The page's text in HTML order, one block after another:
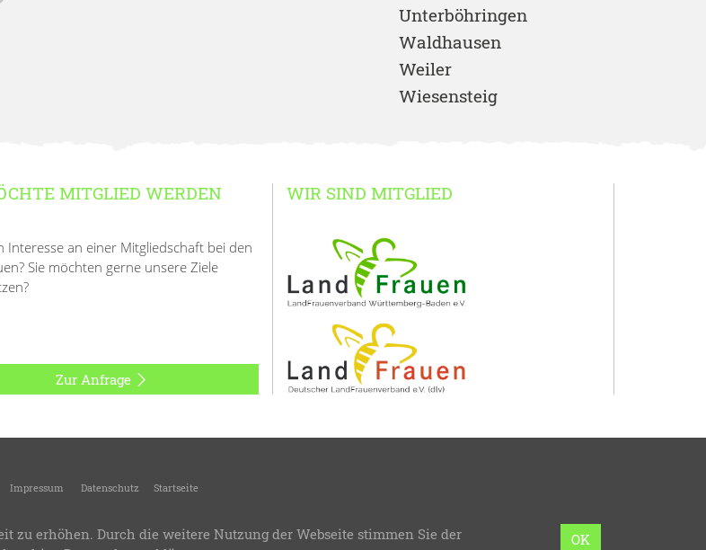
Unterböhringen
Waldhausen
Weiler
Wiesensteig
MITGLIED WERDEN
Interesse an einer Mitgliedschaft bei den
Sie möchten gerne unsere Ziele
Zur Anfrage
WIR SIND MITGLIED
Impressum Datenschutz
Startseite
Württemberg-Baden e.V.-Design & Programmierung:bzweic GmbH OK
zu erhöhen. Durch die weitere Nutzung der Webseite stimmen Sie der